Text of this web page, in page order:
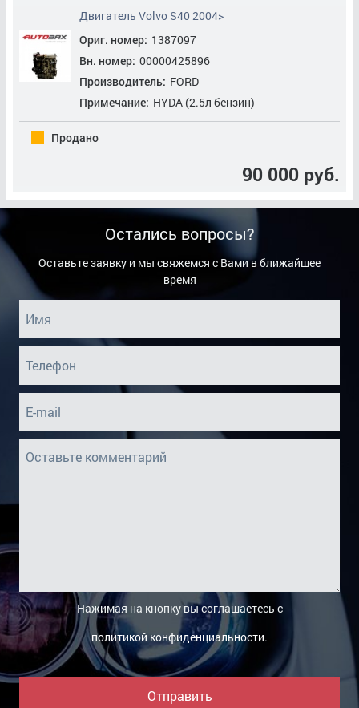
Свеча Зажигания
Свеча Накала
Турбокомпрессор (Турбина)
Фильтр Масляный
Фильтр Топливный
Цепь ГРМ
Шкив
Шкив/Шестерня Коленвала
Шкив/Шестерня Распредвала
Двигатель Volvo S40 2004>
Ориг. номер: 1387097
Вн. номер: 00000425896
Производитель: FORD
Примечание: HYDA (2.5л бензин)
90 000 руб.
Продано
Остались вопросы?
Оставьте заявку и мы свяжемся с Вами в ближайшее
время
Нажимая на кнопку вы соглашаетесь с
политикой конфиденциальности.
Отправить